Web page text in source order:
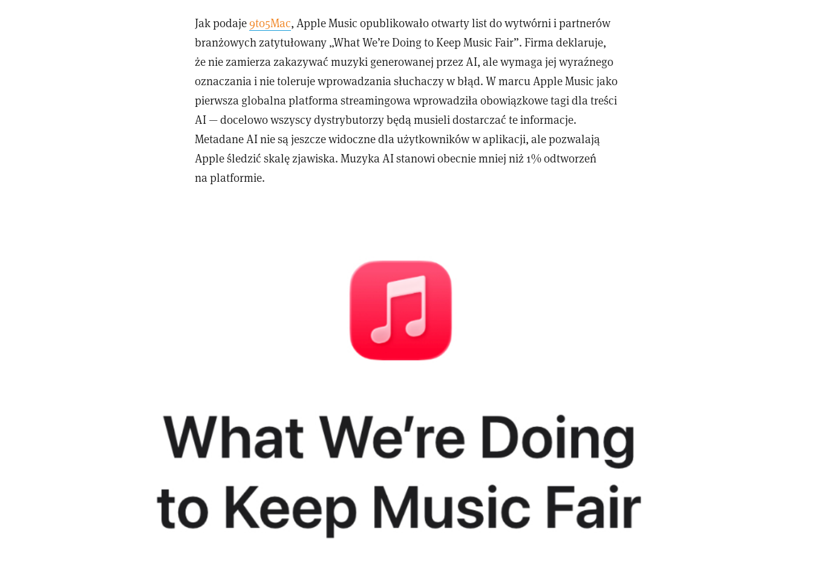
Jak podaje9to5Mac, Apple Music opublikowało otwarty list do wytwórni i partnerów
branżowych zatytułowany „What We’re Doing to Keep Music Fair”. Firma deklaruje,
że nie zamierza zakazywać muzyki generowanej przez AI, ale wymaga jej wyraźnego
oznaczania i nie toleruje wprowadzania słuchaczy w błąd. W marcu Apple Music jako
pierwsza globalna platforma streamingowa wprowadziła obowiązkowe tagi dla treści
AI — docelowo wszyscy dystrybutorzy będą musieli dostarczać te informacje.
Metadane AI nie są jeszcze widoczne dla użytkowników w aplikacji, ale pozwalają
Apple śledzić skalę zjawiska. Muzyka AI stanowi obecnie mniej niż 1% odtworzeń
na platformie.